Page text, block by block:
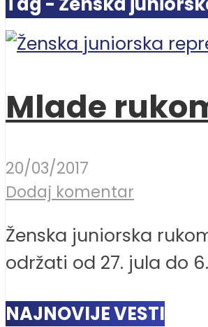
Mlade
20/03/2017
Dodaj komentar
Ženska juniorska
održati od 27. jula do
NAJNOVIJE VESTI